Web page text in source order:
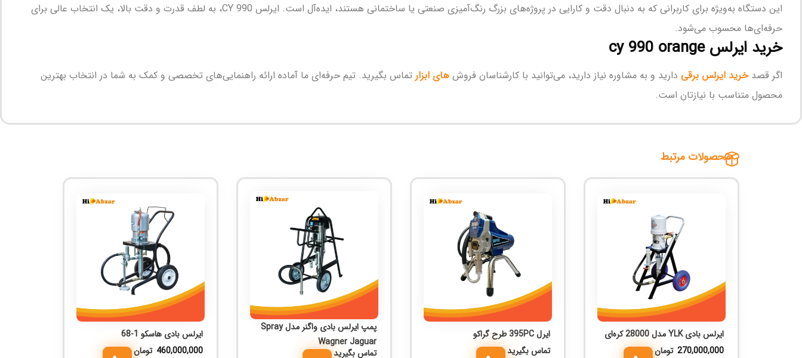
این دستگاه به‌ویژه برای کاربرانی که به دنبال دقت و کارایی در پروژه‌های بزرگ رنگ‌آمیزی صنعتی یا ساختمانی هستند، ایده‌آل است. ایرلس CY 990، به لطف قدرت و دقت بالا، یک انتخاب عالی برای
حرفه‌ای‌ها محسوب می‌شود.
خرید ایرلس cy 990 orange
اگر قصدخرید ایرلس برقی دارید و به مشاوره نیاز دارید، می‌توانید با کارشناسان فروش های ابزار تماس بگیرید. تیم حرفه‌ای ما آماده ارائه راهنمایی‌های تخصصی و کمک به شما در انتخاب بهترین
محصول متناسب با نیازتان است.
محصولات مرتبط
ایرلس بادی YLK مدل 28000 کره‌ای
270,000,000 تومان
ایرل 395PC طرح گراکو
تماس بگیرید
پمپ ایرلس بادی واگنر مدل Spray
Wagner Jaguar
تماس بگیرید
ایرلس بادی هاسکو 1-68
460,000,000 تومان